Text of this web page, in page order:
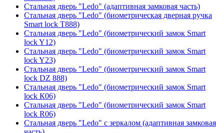
Стальная дверь "Ledo" (адаптивная замковая часть)
Стальная дверь "Ledo" (биометрическая дверная ручка
Smart lock T888)
Стальная дверь "Ledo" (биометрический замок Smart
lock Y12)
Стальная дверь "Ledo" (биометрический замок Smart
lock Y23)
Стальная дверь "Ledo" (биометрический замок Smart
lock DZ 888)
Стальная дверь "Ledo" (биометрический замок Smart
lock К06)
Стальная дверь "Ledo" (биометрический замок Smart
lock R06)
Стальная дверь "Ledo" с зеркалом (адаптивная замковая